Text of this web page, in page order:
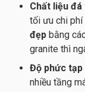
Chất liệu
tối ưu chi phí
đẹp bằng
granite thì
Độ phức tạp
nhiều tầng